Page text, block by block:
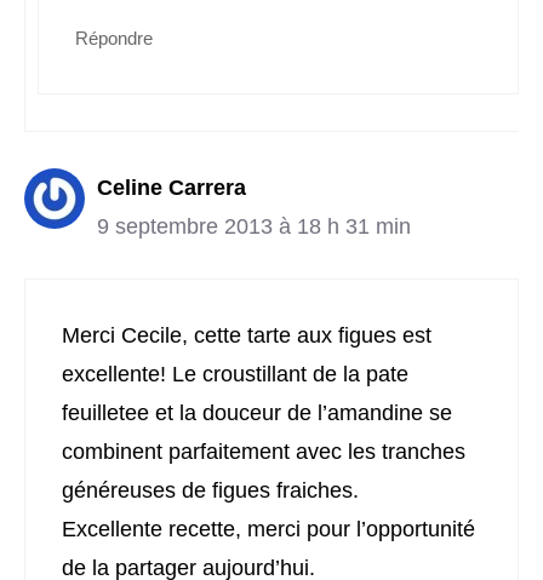
Répondre
Celine Carrera
9 septembre 2013 à 18 h 31 min
Merci Cecile, cette tarte aux figues est
excellente! Le croustillant de la pate
feuilletee et la douceur de l’amandine se
combinent parfaitement avec les tranches
généreuses de figues fraiches.
Excellente recette, merci pour l’opportunité
de la partager aujourd’hui.